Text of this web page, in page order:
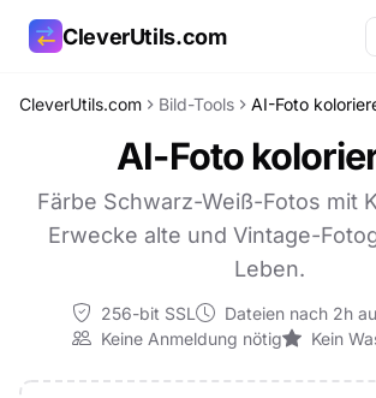
CleverUtils.com
CleverUtils.com Bild-Tools AI-Foto
AI-Foto
Färbe Schwarz-Weiß-Fotos mit
Erwecke alte und Vintage-
Leben.
256-bit SSL
Dateien nach 2h
Keine Anmeldung nötig
Kein
Link kopieren